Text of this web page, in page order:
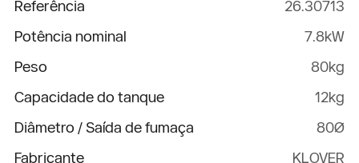
Referência
26.30713
Potência nominal
7.8kW
Peso
80kg
Capacidade do tanque
12kg
Diâmetro / Saída de fumaça
80Ø
Fabricante
KLOVER